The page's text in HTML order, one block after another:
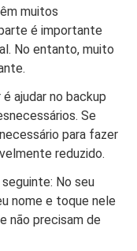
muitos
é importante
No entanto, muito
ajudar no backup
Se
para fazer
reduzido.
No seu
nome e toque nele
não precisam de